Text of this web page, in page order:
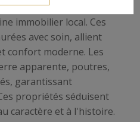
une part
immobilier local. Ces
avec soin, allient
confort moderne. Les
apparente, poutres,
garantissant
propriétés séduisent
caractère et à l'histoire.